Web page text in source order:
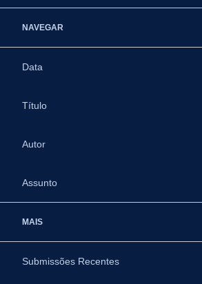
NAVEGAR
Data
Título
Autor
Assunto
MAIS
Submissões Recentes